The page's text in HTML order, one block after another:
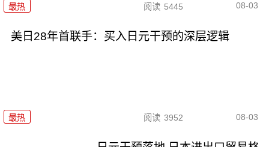
最热 阅读 5445 08-03
美日28年首联手：买入日元干预的深层逻辑
最热 阅读 3952 08-03